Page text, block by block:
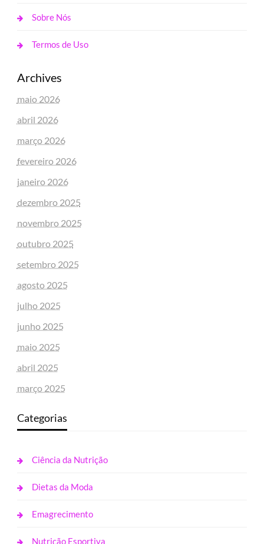
Sobre Nós
Termos de Uso
Archives
maio 2026
abril 2026
março 2026
fevereiro 2026
janeiro 2026
dezembro 2025
novembro 2025
outubro 2025
setembro 2025
agosto 2025
julho 2025
junho 2025
maio 2025
abril 2025
março 2025
Categorias
Ciência da Nutrição
Dietas da Moda
Emagrecimento
Nutrição Esportiva